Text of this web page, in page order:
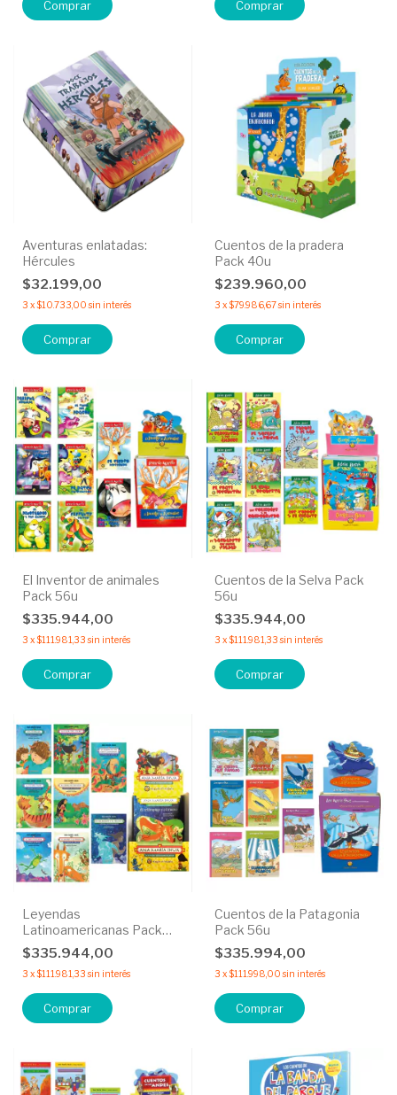
Comprar
Aventuras enlatadas:
Hércules
$32.199,00
3 x$10.733,00 sin interés
Cuentos de la pradera
Pack 40u
$239.960,00
3 x$79.986,67sin interés
El Inventor de animales
Pack 56u
$335.944,00
3 x$111.981,33 sin interés
Cuentos de la Selva Pack
56u
$335.944,00
3 x$111.981,33 sin interés
Leyendas
Latinoamericanas Pack
56u
$335.944,00
3 x$111.981,33 sin interés
Cuentos de la Patagonia
Pack 56u
$335.994,00
3 x$111.998,00 sin interés